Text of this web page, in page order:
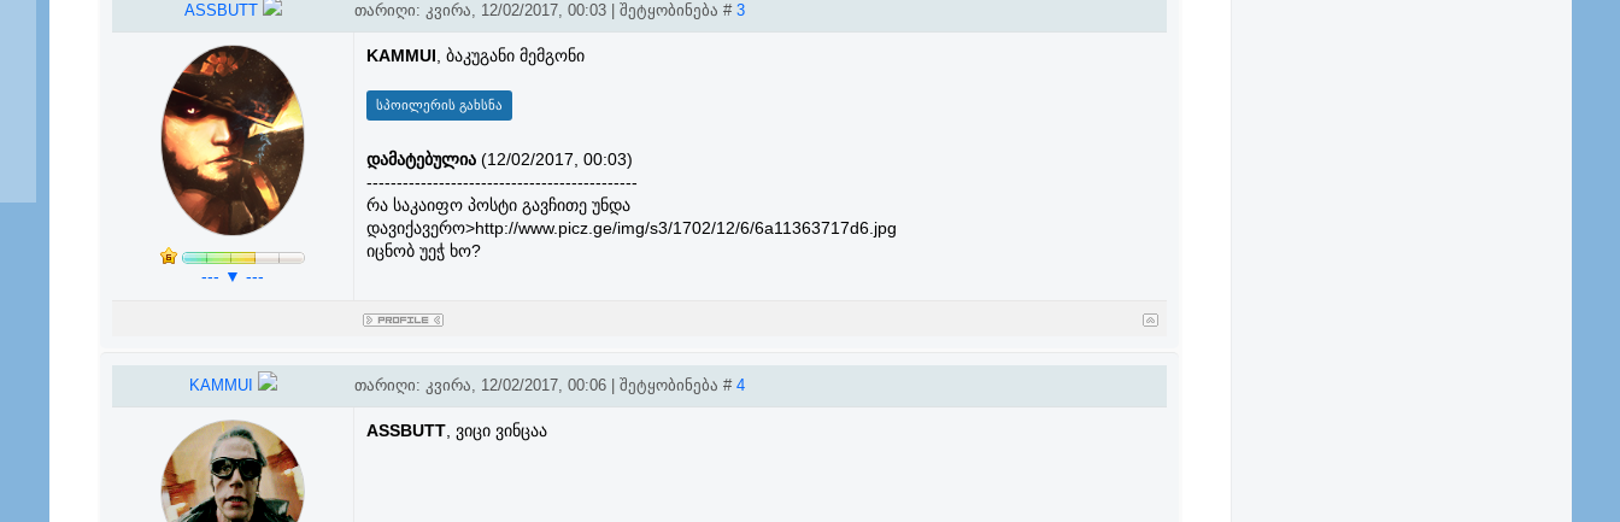
ASSBUTT თარიღი: კვირა, 12/02/2017, 00:03 | შეტყობინება # 3
--- ▼ ---
KAMMUI , ბაკუგანი მემგონი
დამატებულია(12/02/2017, 00:03)
---------------------------------------------
რა საკაიფო პოსტი გავჩითე უნდა
დავიქავერო>http://www.picz.ge/img/s3/1702/12/6/6a11363717d6.jpg
იცნობ უეჭ ხო?
KAMMUI თარიღი: კვირა, 12/02/2017, 00:06 | შეტყობინება # 4
ASSBUTT, ვიცი ვინცაა